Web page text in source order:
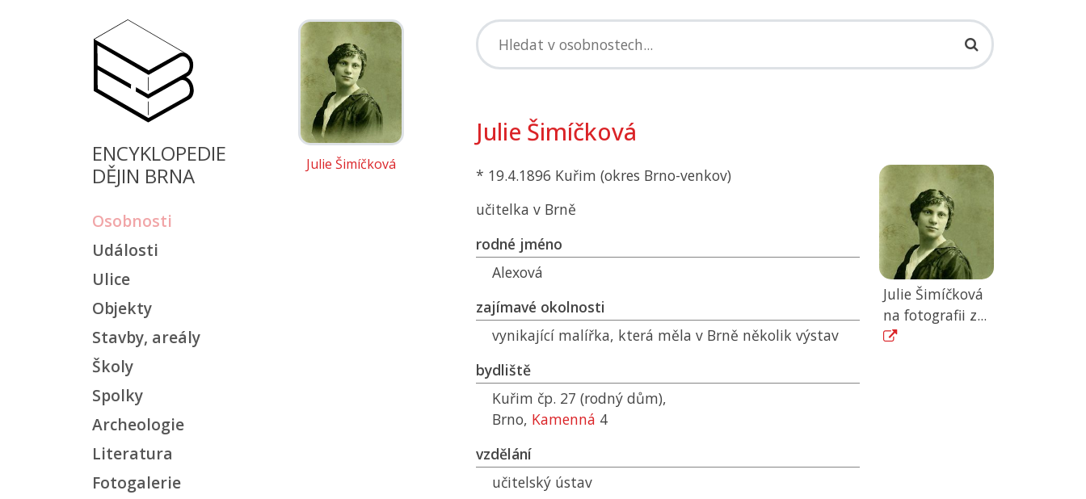
ENCYKLOPEDIE
DĚJIN BRNA
Osobnosti
Události
Ulice
Objekty
Stavby, areály
Školy
Spolky
Archeologie
Literatura
Fotogalerie
Julie Šimíčková
Julie Šimíčková
* 19.4.1896 Kuřim (okres Brno-venkov)
učitelka v Brně
rodné jméno
Alexová
zajímavé okolnosti
vynikající malířka, která měla v Brně několik výstav
bydliště
Kuřim čp. 27 (rodný dům),
Brno, Kamenná 4
vzdělání
učitelský ústav
Julie Šimíčková
na fotografii z...